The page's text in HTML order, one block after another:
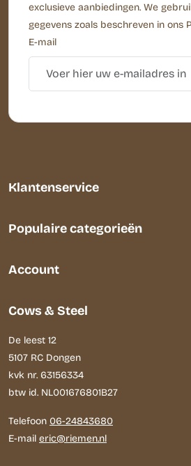
exclusieve aanbiedingen. We
gegevens zoals beschreven in ons
E-mail
Klantenservice
Populaire categorieën
Account
Cows & Steel
De leest 12
5107 RC Dongen
kvk nr. 63156334
btw id. NL001676801B27
Telefoon 06-24843680
E-mail eric@riemen.nl